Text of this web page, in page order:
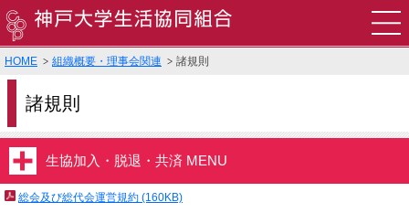
食堂
購買
書籍・印刷・TOEIC申込
旅行・教習所・住まい・袴・その他サービス
HOME 組織概要・理事会関連 諸規則
諸規則
生協加入・脱退・共済 MENU
総会及び総代会運営規約 (160KB)